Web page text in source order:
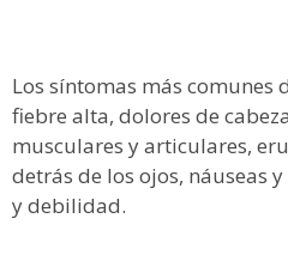
Los síntomas más comunes
fiebre alta, dolores de
musculares y articulares,
detrás de los ojos, náuseas
y debilidad.